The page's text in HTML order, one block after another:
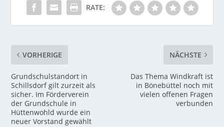
RATE:
VORHERIGE
Grundschulstandort in
Schillsdorf gilt zurzeit als
sicher. Im Förderverein
der Grundschule in
Hüttenwohld wurde ein
neuer Vorstand gewählt
NÄCHSTE
Das Thema Windkraft ist
in Bönebüttel noch mit
vielen offenen Fragen
verbunden